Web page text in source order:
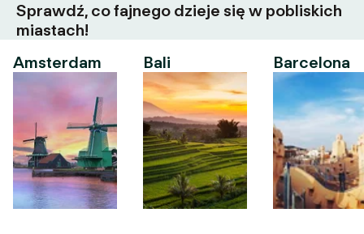
Sprawdź, co fajnego dzieje się w pobliskich
miastach!
Amsterdam
Bali Barcelona